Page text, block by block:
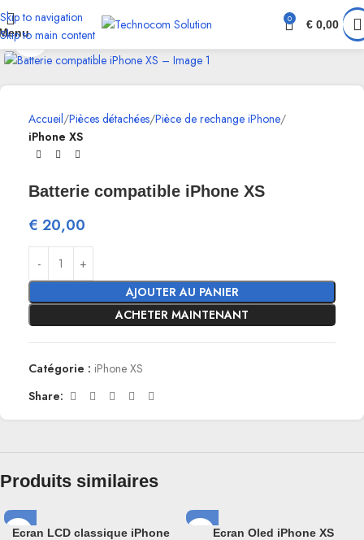
Skip to navigation
Skip to main content
0 € 0,00
Click to enlarge
Accueil Pièces détachées Pièce de rechange iPhone
iPhone XS
Batterie compatible iPhone XS
€ 20,00
AJOUTER AU PANIER
ACHETER MAINTENANT
Catégorie : iPhone XS
Share:
Produits similaires
Ecran LCD classique iPhone
Ecran Oled iPhone XS